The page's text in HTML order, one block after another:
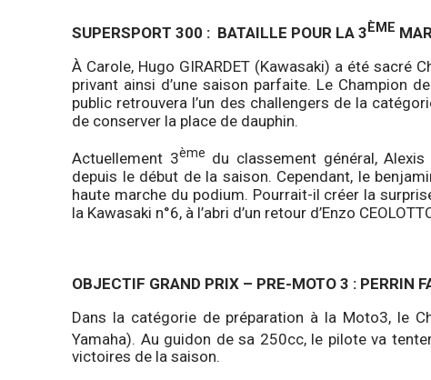
SUPERSPORT 300 : BATAILLE POUR LA 3 ÈME
À Carole, Hugo GIRARDET (Kawasaki) a été sacré
privant ainsi d’une saison parfaite. Le Champion
public retrouvera l’un des challengers de la
de conserver la place de dauphin.
Actuellement 3ème du classement général,
depuis le début de la saison. Cependant, le
haute marche du podium. Pourrait-il créer la
la Kawasaki n°6, à l’abri d’un retour d’Enzo
OBJECTIF GRAND PRIX – PRE-MOTO 3 : PERRIN
Dans la catégorie de préparation à la Moto3, le
Yamaha). Au guidon de sa 250cc, le pilote va
victoires de la saison.